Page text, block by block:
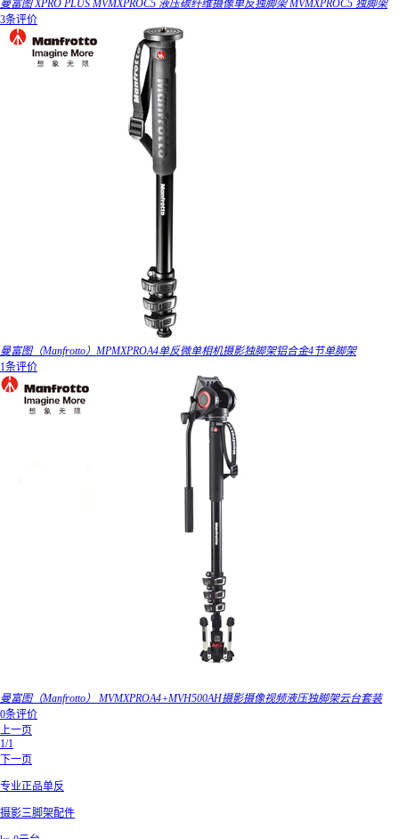
曼富图 XPRO PLUS MVMXPROC5 液压碳纤维摄像单反独脚架 MVMXPROC5 独脚架
3条评价
曼富图（Manfrotto）MPMXPROA4单反微单相机摄影独脚架铝合金4节单脚架
1条评价
曼富图（Manfrotto） MVMXPROA4+MVH500AH摄影摄像视频液压独脚架云台套装
0条评价
上一页
1/1
下一页
专业正品单反
摄影三脚架配件